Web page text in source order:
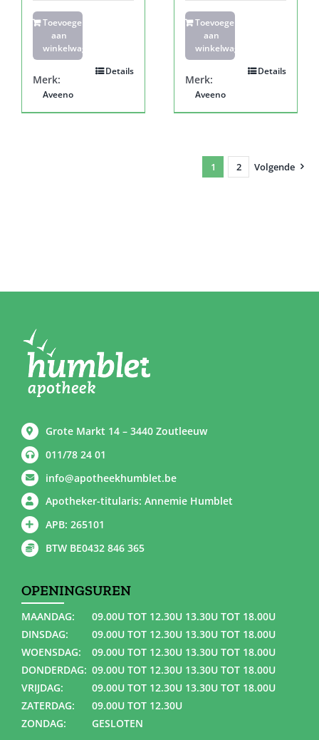
Toevoegen
aan
winkelwagen
Details
Merk:
Aveeno
Toevoegen
aan
winkelwagen
Details
Merk:
Aveeno
1 2 Volgende
Grote Markt 14 – 3440 Zoutleeuw
011/78 24 01
info@apotheekhumblet.be
Apotheker-titularis: Annemie Humblet
APB: 265101
BTW BE0432 846 365
OPENINGSUREN
MAANDAG:
09.00U TOT 12.30U 13.30U TOT 18.00U
DINSDAG:
09.00U TOT 12.30U 13.30U TOT 18.00U
WOENSDAG:
09.00U TOT 12.30U 13.30U TOT 18.00U
DONDERDAG: 09.00U TOT 12.30U 13.30U TOT 18.00U
VRIJDAG:
09.00U TOT 12.30U 13.30U TOT 18.00U
ZATERDAG:
09.00U TOT 12.30U
ZONDAG:
GESLOTEN